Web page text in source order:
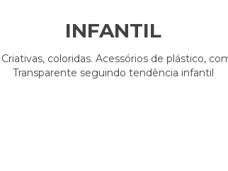
INFANTIL
coloridas. Acessórios de plástico,
Transparente seguindo tendência infantil